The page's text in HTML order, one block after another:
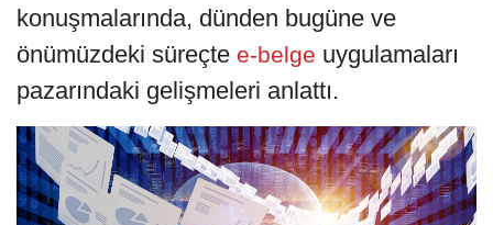
konuşmalarında, dünden bugüne ve
önümüzdeki süreçte e-belge uygulamaları
pazarındaki gelişmeleri anlattı.